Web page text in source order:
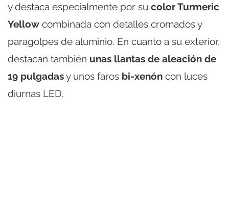
y destaca especialmente por su color Turmeric
Yellow combinada con detalles cromados y
paragolpes de aluminio. En cuanto a su exterior,
destacan también unas llantas de aleación de
19 pulgadasy unos faros bi-xenón con luces
diurnas LED.